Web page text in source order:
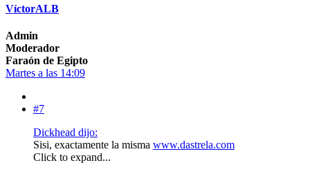
VíctorALB
Admin
Moderador
Faraón de Egipto
Martes a las 14:09
#7
Dickhead dijo:
Sisi, exactamente la misma www.dastrela.com
Click to expand...